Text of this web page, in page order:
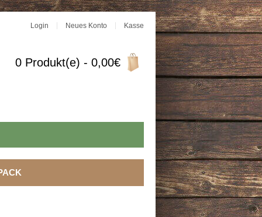
Login Neues Konto Kasse
0 Produkt(e) - 0,00€